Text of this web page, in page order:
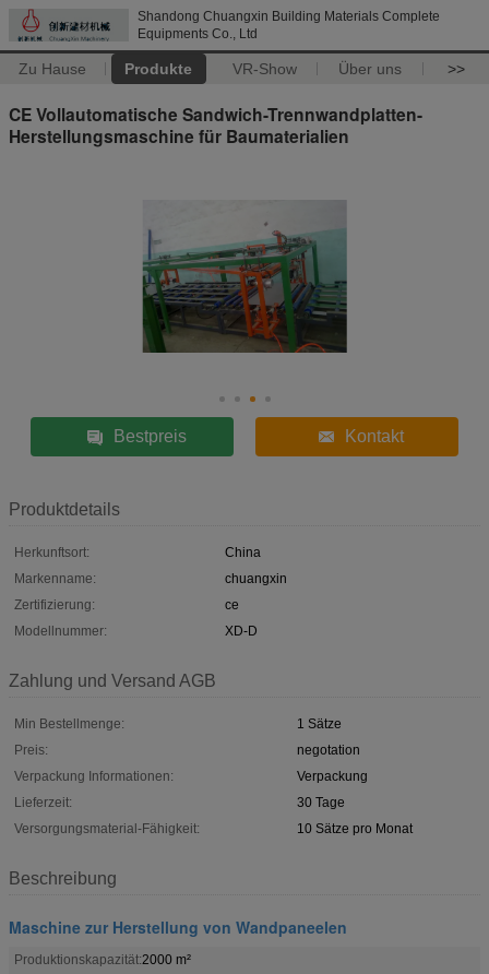
Shandong Chuangxin Building Materials Complete
Equipments Co., Ltd
Zu Hause Produkte VR-Show Über uns >>
CE Vollautomatische Sandwich-Trennwandplatten-
Herstellungsmaschine für Baumaterialien
Bestpreis Kontakt
Produktdetails
Herkunftsort:
China
Markenname:
chuangxin
Zertifizierung:
ce
Modellnummer:
XD-D
Zahlung und Versand AGB
Min Bestellmenge:
1 Sätze
Preis:
negotation
Verpackung Informationen:
Verpackung
Lieferzeit:
30 Tage
Versorgungsmaterial-Fähigkeit:
10 Sätze pro Monat
Beschreibung
Maschine zur Herstellung von Wandpaneelen
Produktionskapazität:2000 m²